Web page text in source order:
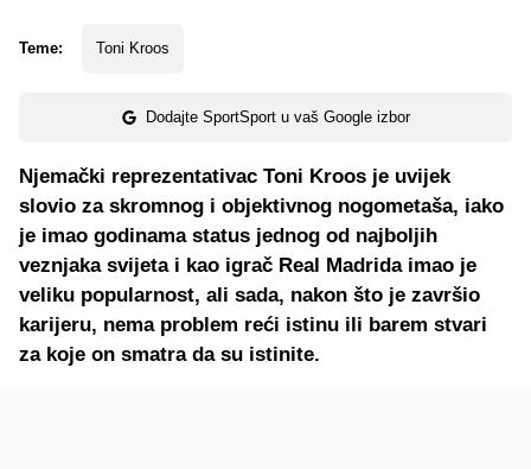
Teme: Toni Kroos
Dodajte SportSport u vaš Google izbor
Njemački reprezentativac Toni Kroos je uvijek
slovio za skromnog i objektivnog nogometaša, iako
je imao godinama status jednog od najboljih
veznjaka svijeta i kao igrač Real Madrida imao je
veliku popularnost, ali sada, nakon što je završio
karijeru, nema problem reći istinu ili barem stvari
za koje on smatra da su istinite.